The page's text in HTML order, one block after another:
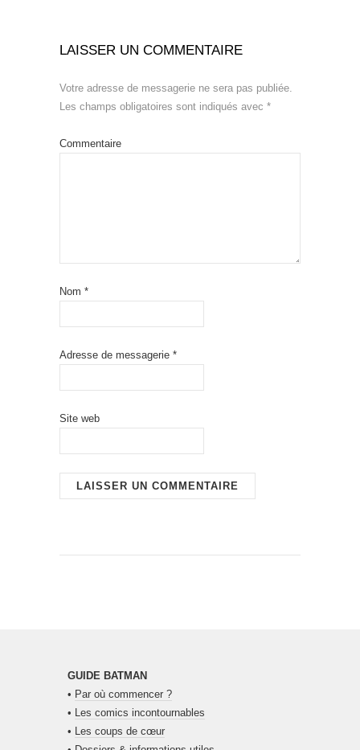
LAISSER UN COMMENTAIRE
Votre adresse de messagerie ne sera pas publiée.
Les champs obligatoires sont indiqués avec *
Commentaire
Nom *
Adresse de messagerie *
Site web
GUIDE BATMAN
• Par où commencer ?
•
Les comics incontournables
•
Les coups de cœur